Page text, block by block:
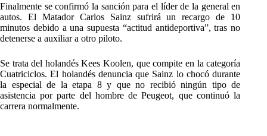
Finalmente se confirmó la sanción para el líder de la general en
autos. El Matador Carlos Sainz sufrirá un recargo de 10
minutos debido a una supuesta “actitud antideportiva”, tras no
detenerse a auxiliar a otro piloto.
Se trata del holandés Kees Koolen, que compite en la categoría
Cuatriciclos. El holandés denuncia que Sainz lo chocó durante
la especial de la etapa 8 y que no recibió ningún tipo de
asistencia por parte del hombre de Peugeot, que continuó la
carrera normalmente.